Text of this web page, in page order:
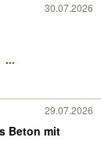
30.07.2026
...
29.07.2026
Beton mit